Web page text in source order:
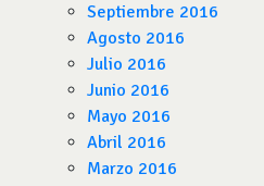
Septiembre 2016
Agosto 2016
Julio 2016
Junio 2016
Mayo 2016
Abril 2016
Marzo 2016